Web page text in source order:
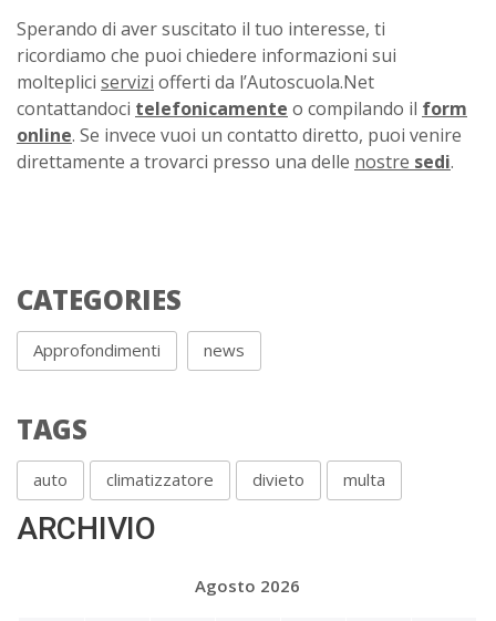
Sperando di aver suscitato il tuo interesse, ti
ricordiamo che puoi chiedere informazioni sui
molteplici servizi offerti da l’Autoscuola.Net
contattandoci telefonicamente o compilando il form
online. Se invece vuoi un contatto diretto, puoi venire
direttamente a trovarci presso una delle nostre sedi.
CATEGORIES
Approfondimenti news
TAGS
auto climatizzatore divieto multa
ARCHIVIO
Agosto 2026